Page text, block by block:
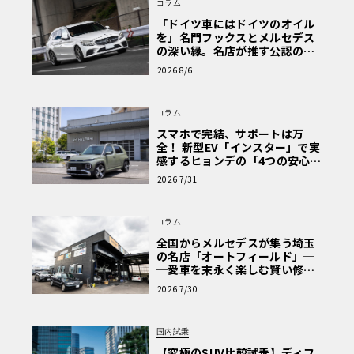
コラム
「ドイツ車にはドイツのオイル
を」名門フックスとメルセデス
の深い縁。名店が推す公認の安
心と、Cクラスで味わうシルキー
な走り〈PR〉
2026 8/6
コラム
スマホで完結、サポートは万
全！ 新型EV「インスター」で実
感するヒョンデの「4つの安心」
【第1回・ヒョンデ6つの疑問：
Why? Hyundai?】〈PR〉
2026 7/31
コラム
全国からメルセデスが集う埼玉
の名店「オートフィールド」─
─愛車を末永く楽しむ賢い修理
術と、プロがフックス製オイル
を選ぶ理由〈PR〉
2026 7/30
国内試乗